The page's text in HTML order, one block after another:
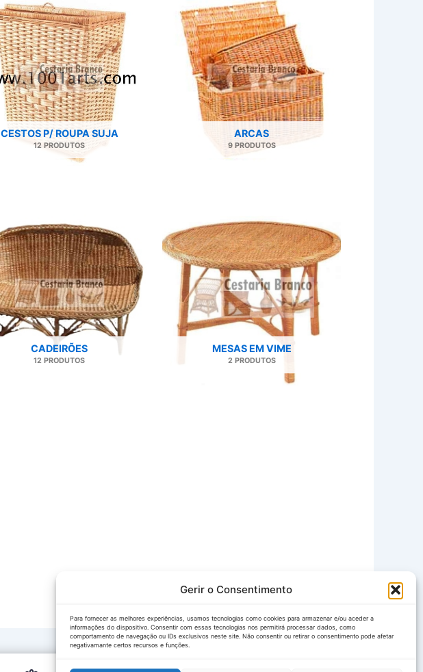
Gerir o Consentimento
Para fornecer as melhores experiências, usamos tecnologias como cookies para armazenar e/ou aceder a
informações do dispositivo. Consentir com essas tecnologias nos permitirá processar dados, como
comportamento de navegação ou IDs exclusivos neste site. Não consentir ou retirar o consentimento pode afetar
negativamante certos recursos e funções.
CESTOS P/ ROUPA SUJA
12 PRODUTOS
ARCAS
9 PRODUTOS
CADEIRÕES
12 PRODUTOS
MESAS EM VIME
2 PRODUTOS